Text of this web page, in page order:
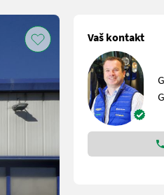
Vaš kontakt